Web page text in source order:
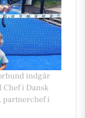
indgår
Chef i Dansk
partnerchef i